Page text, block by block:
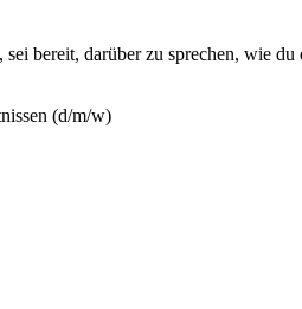
bereit, darüber zu sprechen, wie
(d/m/w)